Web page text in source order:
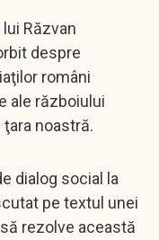
Răzvan
despre
români
ale războiului
noastră.
dialog social la
pe textul unei
rezolve această